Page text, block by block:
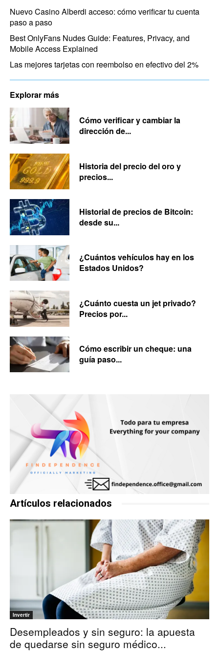
Nuevo Casino Alberdi acceso: cómo verificar tu cuenta
paso a paso
Best OnlyFans Nudes Guide: Features, Privacy, and
Mobile Access Explained
Las mejores tarjetas con reembolso en efectivo del 2%
Explorar más
Cómo verificar y cambiar la
dirección de...
Historia del precio del oro y
precios...
Historial de precios de Bitcoin:
desde su...
¿Cuántos vehículos hay en los
Estados Unidos?
¿Cuánto cuesta un jet privado?
Precios por...
Cómo escribir un cheque: una
guía paso...
Artículos relacionados
Invertir
Desempleados y sin seguro: la apuesta
de quedarse sin seguro médico...